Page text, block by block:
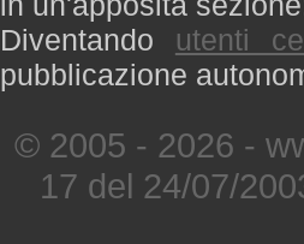
Diventando utenti
pubblicazione
© 2005 - 2026 -
17 del 24/07/